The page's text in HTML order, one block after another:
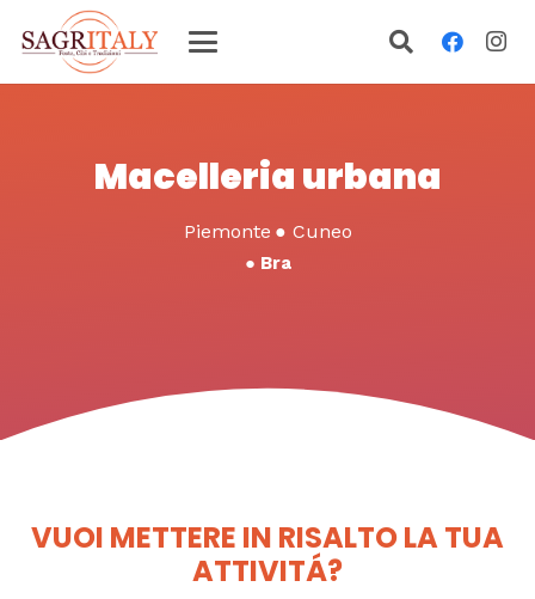
Macelleria urbana
Piemonte ● Cuneo
● Bra
VUOI METTERE IN RISALTO LA TUA
ATTIVITÁ?